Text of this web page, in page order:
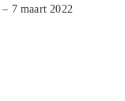
– 7 maart 2022